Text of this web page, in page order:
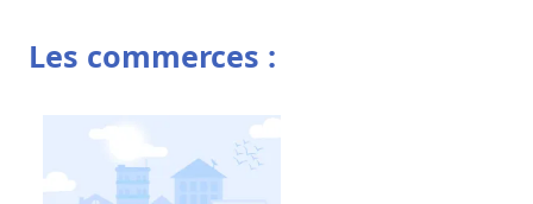
Les commerces :